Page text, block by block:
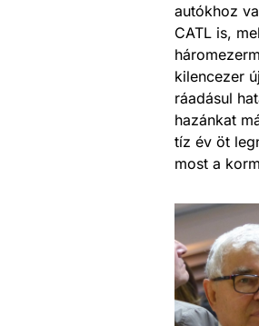
autókhoz
CATL is,
kilencezer
ráadásul
hazánkat
tíz év öt
most a